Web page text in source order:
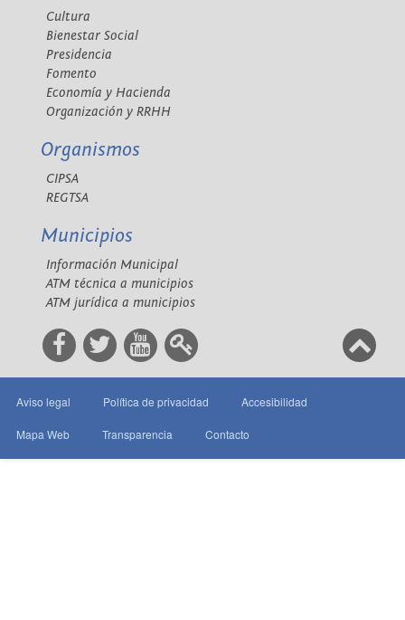
Cultura
Bienestar Social
Presidencia
Fomento
Economía y Hacienda
Organización y RRHH
Organismos
CIPSA
REGTSA
Municipios
Información Municipal
ATM técnica a municipios
ATM jurídica a municipios
Aviso legal Política de privacidad Accesibilidad
Mapa Web Transparencia Contacto